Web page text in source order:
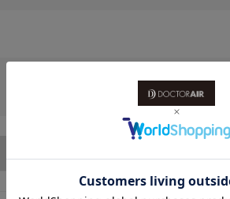
付属品（ACアダプター・電源コード・USBコード）
【付属品／ACアダプタ】MF-05／MF-08BLS 共通